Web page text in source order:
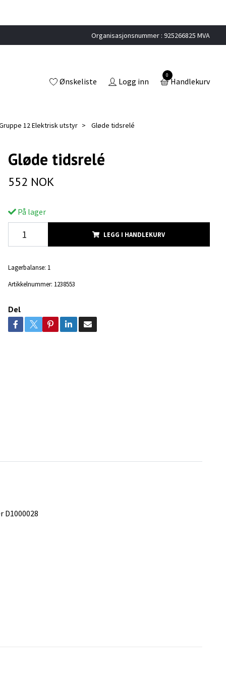
Organisasjonsnummer : 925266825 MVA
Ønskeliste Logg inn
0
Handlekurv
12 Elektrisk utstyr Gløde tidsrelé
Gløde tidsrelé
552 NOK
På lager
LEGG I HANDLEKURV
Lagerbalanse: 1
Artikkelnummer: 1238553
Del
D1000028